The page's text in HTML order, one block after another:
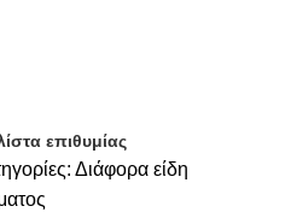
επιθυμίας
Διάφορα είδη